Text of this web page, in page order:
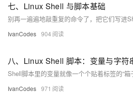
七、Linux Shell 与脚本基础
IvanCodes 904
八、Linux Shell 脚本：变量与字符
IvanCodes 971